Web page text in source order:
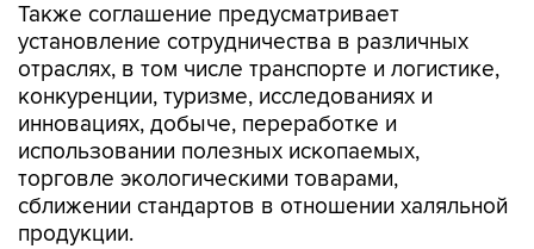
Также соглашение предусматривает
установление сотрудничества в различных
отраслях, в том числе транспорте и логистике,
конкуренции, туризме, исследованиях и
инновациях, добыче, переработке и
использовании полезных ископаемых,
торговле экологическими товарами,
сближении стандартов в отношении халяльной
продукции.